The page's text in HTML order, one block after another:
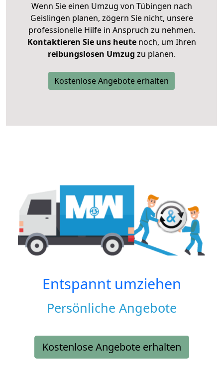
Wenn Sie einen Umzug von Tübingen nach
Geislingen planen, zögern Sie nicht, unsere
professionelle Hilfe in Anspruch zu nehmen.
Kontaktieren Sie uns heutenoch, um Ihren
reibungslosen Umzug zu planen.
Kostenlose Angebote erhalten
Entspannt umziehen
Persönliche Angebote
Kostenlose Angebote erhalten